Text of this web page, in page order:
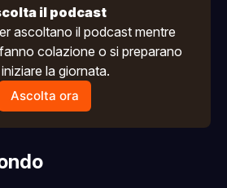
il podcast
ascoltano il podcast mentre
colazione o si preparano
la giornata.
Ascolta ora